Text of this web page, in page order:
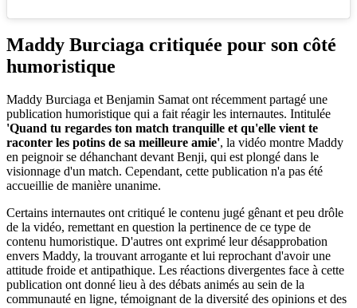
Maddy Burciaga critiquée pour son côté
humoristique
Maddy Burciaga et Benjamin Samat ont récemment partagé une
publication humoristique qui a fait réagir les internautes. Intitulée
'Quand tu regardes ton match tranquille et qu'elle vient te
raconter les potins de sa meilleure amie', la vidéo montre Maddy
en peignoir se déhanchant devant Benji, qui est plongé dans le
visionnage d'un match. Cependant, cette publication n'a pas été
accueillie de manière unanime.
Certains internautes ont critiqué le contenu jugé gênant et peu drôle
de la vidéo, remettant en question la pertinence de ce type de
contenu humoristique. D'autres ont exprimé leur désapprobation
envers Maddy, la trouvant arrogante et lui reprochant d'avoir une
attitude froide et antipathique. Les réactions divergentes face à cette
publication ont donné lieu à des débats animés au sein de la
communauté en ligne, témoignant de la diversité des opinions et des